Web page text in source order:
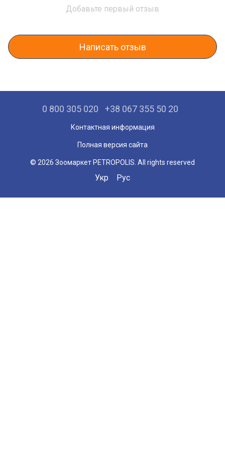
Добавьте первый отзыв
Написать отзыв
0 800 305 020 +38 067 355 50 20
Контактная информация
Полная версия сайта
© 2026 Зоомаркет PETROPOLIS. All rights reserved
Укр Рус